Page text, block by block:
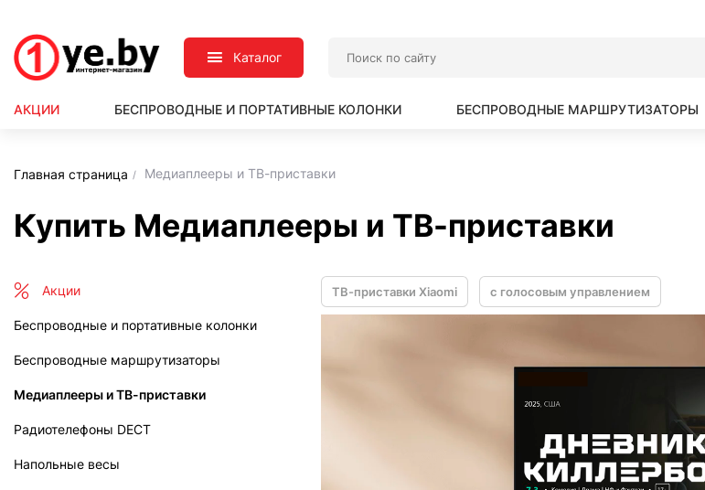
Каталог
АКЦИИ БЕСПРОВОДНЫЕ И ПОРТАТИВНЫЕ КОЛОНКИ БЕСПРОВОДНЫЕ МАРШРУТИЗАТОРЫ
Главная страница Медиаплееры и ТВ-приставки
Купить Медиаплееры и ТВ-приставки
Акции
Беспроводные и портативные колонки
Беспроводные маршрутизаторы
Медиаплееры и ТВ-приставки
Радиотелефоны DECT
Напольные весы
ТВ-приставки Xiaomi с голосовым управлением